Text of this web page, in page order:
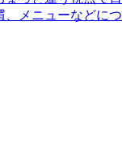
、メニューなどにつ